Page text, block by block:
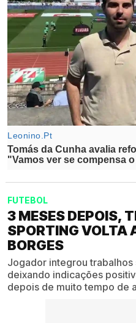
FUTEBOL
3 MESES DEPOIS,
SPORTING VOLTA
BORGES
Jogador integrou trabalhos
deixando indicações
depois de muito tempo de